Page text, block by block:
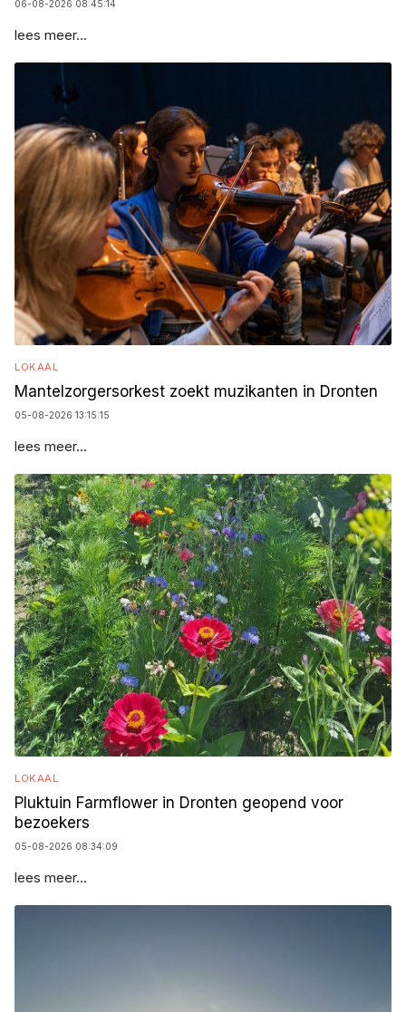
06-08-2026 08:45:14
lees meer...
LOKAAL
Mantelzorgersorkest zoekt muzikanten in Dronten
05-08-2026 13:15:15
lees meer...
LOKAAL
Pluktuin Farmflower in Dronten geopend voor
bezoekers
05-08-2026 08:34:09
lees meer...